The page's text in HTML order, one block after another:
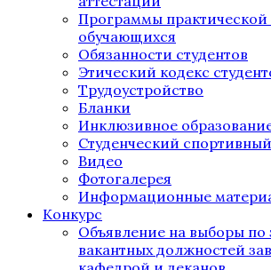
Программы практической
обучающихся
Обязанности студентов
Этический кодекс
Трудоустройство
Бланки
Инклюзивное
Студенческий
Видео
Фотогалерея
Информационные
Конкурс
Объявление на выборы
вакантных должностей